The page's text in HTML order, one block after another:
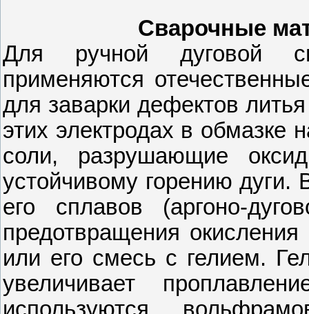
Сварочные
Для ручной дуговой
применяются
для заварки дефектов
этих электродах в
соли, разрушающие
устойчивому горению дуги.
его сплавов (аргоно-
предотвращения
или его смесь с гелием.
увеличивает